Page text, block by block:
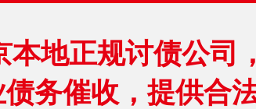
本地正规讨债公司
务催收，提供合